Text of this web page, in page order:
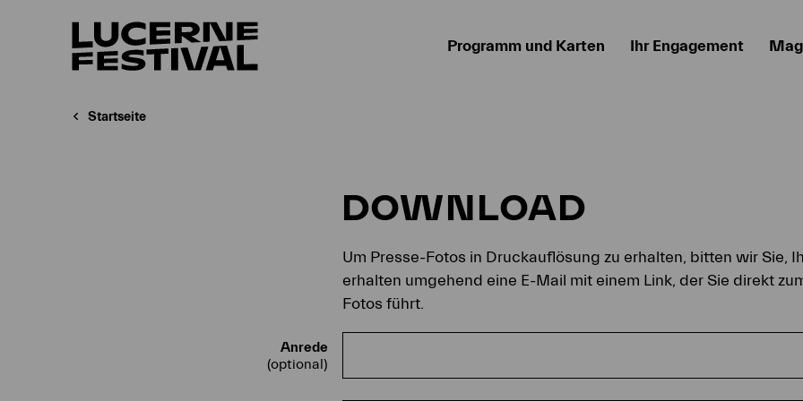
Programm und Karten Ihr Engagement
Startseite
DOWNLOAD
Um Presse-Fotos in Druckauflösung zu erhalten, bitten wir Sie,
erhalten umgehend eine E-Mail mit einem Link, der Sie direkt
Fotos führt.
Anrede
(optional)